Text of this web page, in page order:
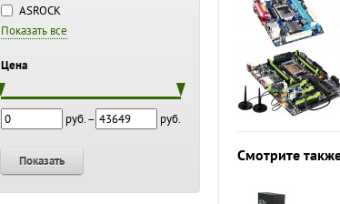
ASROCK
Показать все
Цена
руб. – руб.
Показать Смотрите